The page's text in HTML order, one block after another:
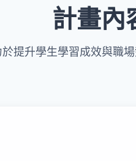
計畫內
於提升學生學習成效與職